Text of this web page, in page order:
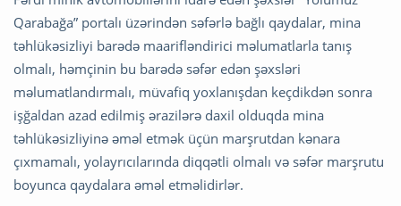
Qarabağa” portalı üzərindən səfərlə bağlı qaydalar, mina
təhlükəsizliyi barədə maarifləndirici məlumatlarla tanış
olmalı, həmçinin bu barədə səfər edən şəxsləri
məlumatlandırmalı, müvafiq yoxlanışdan keçdikdən sonra
işğaldan azad edilmiş ərazilərə daxil olduqda mina
təhlükəsizliyinə əməl etmək üçün marşrutdan kənara
çıxmamalı, yolayrıcılarında diqqətli olmalı və səfər marşrutu
boyunca qaydalara əməl etməlidirlər.